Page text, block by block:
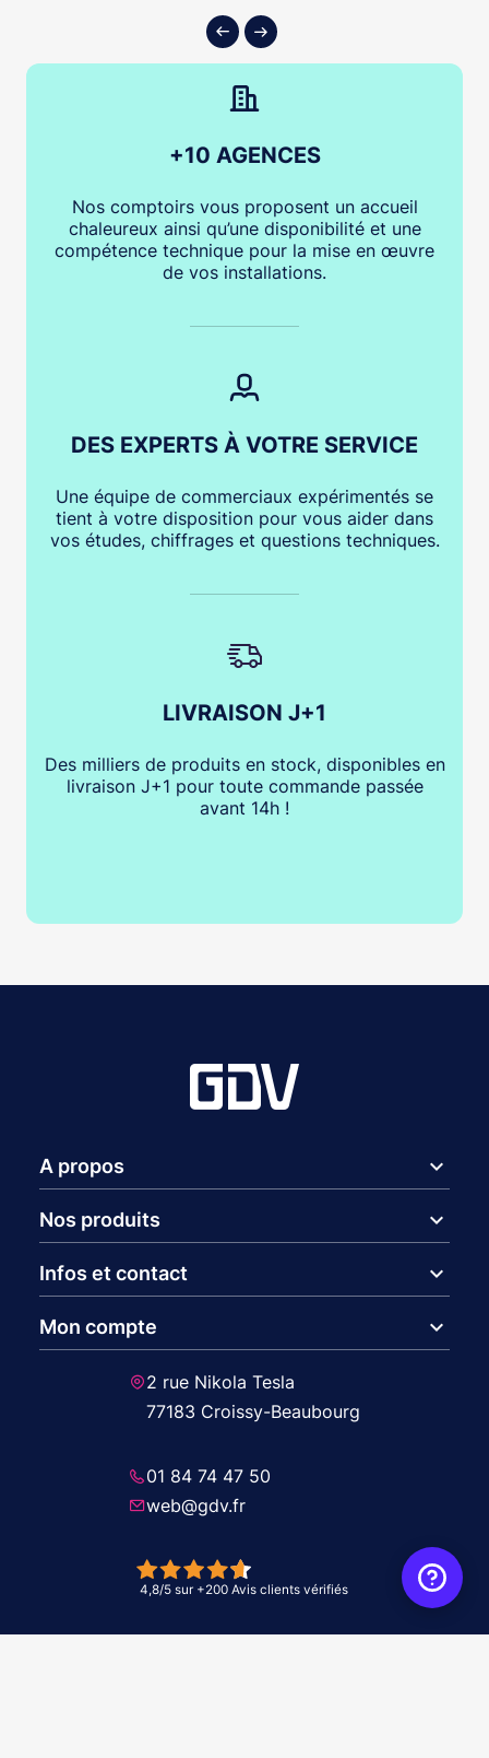
+10 AGENCES
Nos comptoirs vous proposent un accueil
chaleureux ainsi qu’une disponibilité et une
compétence technique pour la mise en œuvre
de vos installations.
DES EXPERTS À VOTRE SERVICE
Une équipe de commerciaux expérimentés se
tient à votre disposition pour vous aider dans
vos études, chiffrages et questions techniques.
LIVRAISON J+1
Des milliers de produits en stock, disponibles en
livraison J+1 pour toute commande passée
avant 14h !
A propos expand_more
Nos produits expand_more
Infos et contact expand_more
Mon compte expand_more
2 rue Nikola Tesla
77183 Croissy-Beaubourg
01 84 74 47 50
web@gdv.fr